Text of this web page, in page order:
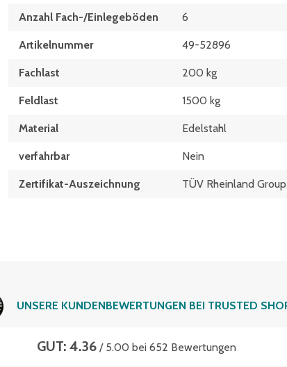
Anzahl Fach-/Einlegeböden 6
Artikelnummer 49-52896
Fachlast 200 kg
Feldlast 1500 kg
Material Edelstahl
verfahrbar Nein
Zertifikat-Auszeichnung TÜV Rheinland Group
UNSERE KUNDENBEWERTUNGEN BEI TRUSTED
GUT: 4.36 / 5.00 bei 652 Bewertungen